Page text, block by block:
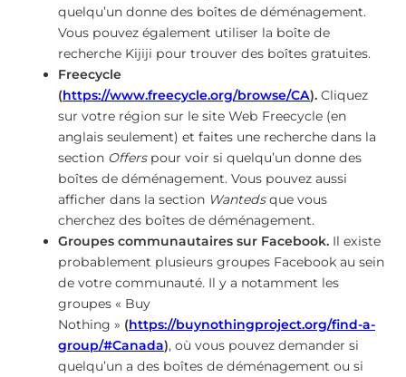
quelqu’un donne des boîtes de déménagement.
Vous pouvez également utiliser la boîte de
recherche Kijiji pour trouver des boîtes gratuites.
Freecycle
(https://www.freecycle.org/browse/CA). Cliquez
sur votre région sur le site Web Freecycle (en
anglais seulement) et faites une recherche dans la
section Offers pour voir si quelqu’un donne des
boîtes de déménagement. Vous pouvez aussi
afficher dans la section Wantedsque vous
cherchez des boîtes de déménagement.
Groupes communautaires sur Facebook. Il existe
probablement plusieurs groupes Facebook au sein
de votre communauté. Il y a notamment les
groupes « Buy
Nothing » (https://buynothingproject.org/find-a-
group/#Canada), où vous pouvez demander si
quelqu’un a des boîtes de déménagement ou si